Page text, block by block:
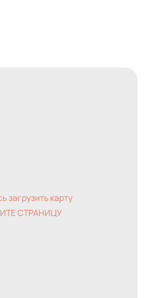
загрузить карту
СТРАНИЦУ